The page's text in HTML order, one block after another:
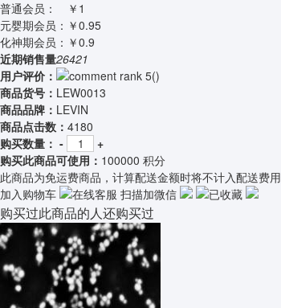
普通会员：
￥1
元婴期会员： ￥0.95
化神期会员： ￥0.9
近期销售量26421
用户评价：
()
商品货号： LEW0013
商品品牌： LEVIN
商品点击数： 4180
购买数量： -
+
购买此商品可使用： 100000 积分
此商品为免运费商品，计算配送金额时将不计入配送费用
加入购物车
在线客服 扫描加微信 已收藏
购买过此商品的人还购买过